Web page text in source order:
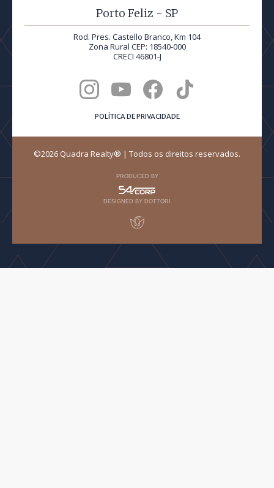
Porto Feliz - SP
Rod. Pres. Castello Branco, Km 104
Zona Rural CEP: 18540-000
CRECI 46801-J
POLÍTICA DE PRIVACIDADE
©2026 Quadra Realty® | Todos os direitos reservados.
PRODUCED BY
DESIGNED BY DOTTORI